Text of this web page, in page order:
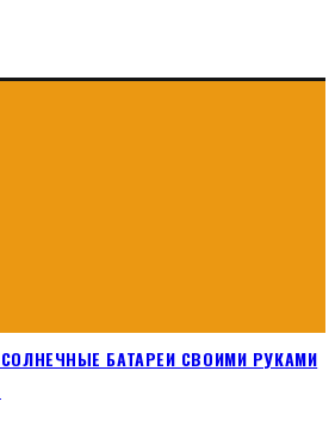
БАТАРЕИ СВОИМИ РУКАМИ